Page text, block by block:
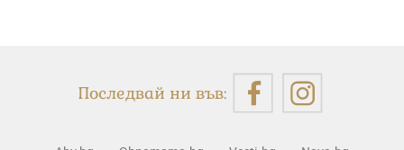
Последвай ни във: